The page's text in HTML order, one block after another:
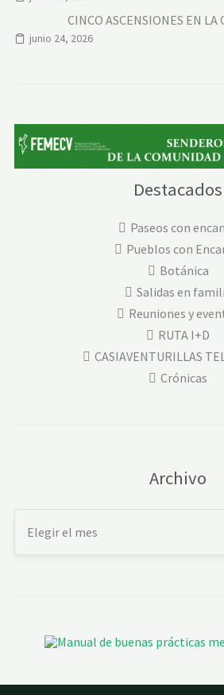
CINCO ASCENSIONES EN LA
junio 24, 2026
Destacados
Paseos con
Pueblos con
Botánica
Salidas en
Reuniones y
RUTA I+D
CASIAVENTURILLAS
Crónicas
Archivo